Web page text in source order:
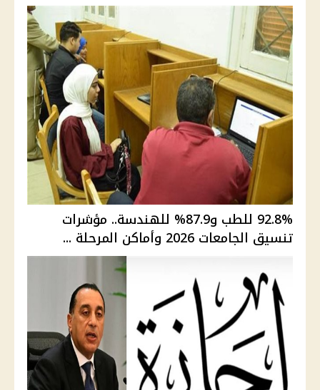
92.8% للطب و87.9% للهندسة.. مؤشرات
تنسيق الجامعات 2026 وأماكن المرحلة ...